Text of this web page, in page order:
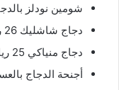
شومين نودلز بالدجاج 18
دجاج شاشليك 26 ريال
دجاج منياكي 25 ريال
أجنحة الدجاج بالعسل 20